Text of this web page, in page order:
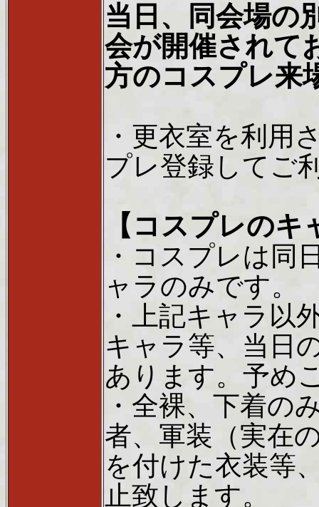
当日、同会場の
会が開催されて
方のコスプレ来
・更衣室を利用
プレ登録してご
【コスプレの
・コスプレは同
ャラのみです。
・上記キャラ以
キャラ等、当日
あります。予め
・全裸、下着の
者、軍装（実在
を付けた衣装等
止致します。